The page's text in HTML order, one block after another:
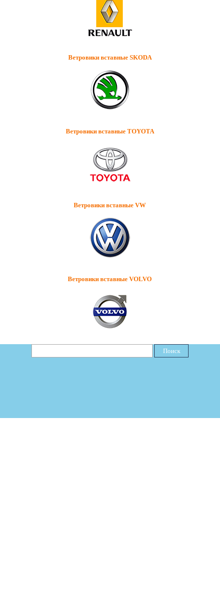
Ветровики вставные SKODA
Ветровики вставные TOYOTA
Ветровики вставные VW
Ветровики вставные VOLVO
Поиск